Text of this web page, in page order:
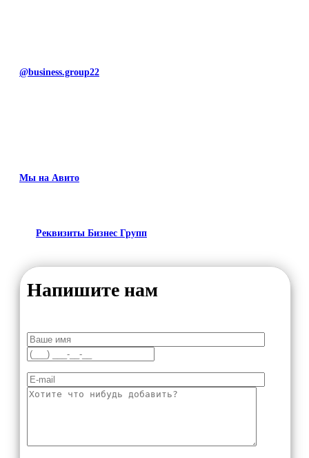
@business.group22
Мы на Авито
Реквизиты Бизнес Групп
Напишите нам